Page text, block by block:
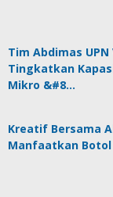
Tim Abdimas
Tingkatkan
Mikro &#8…
Kreatif Bersama
Manfaatkan